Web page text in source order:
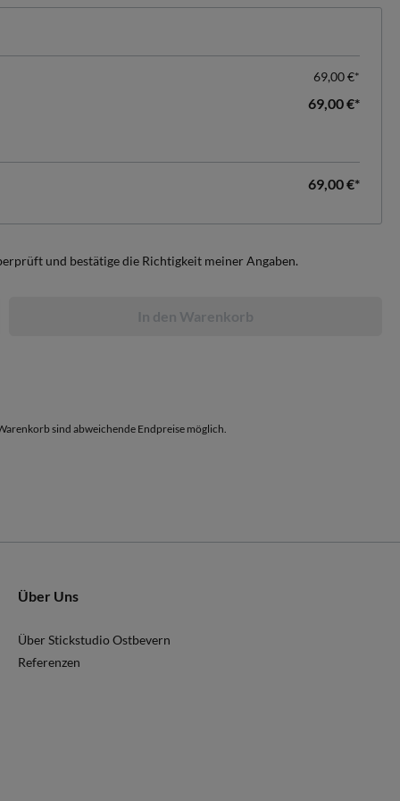
69,00 €*
69,00 €*
69,00 €*
und bestätige die Richtigkeit meiner Angaben.
In den Warenkorb
sind abweichende Endpreise möglich.
Über Uns
Über Stickstudio Ostbevern
Referenzen